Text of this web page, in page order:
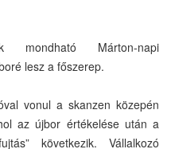
mondható Márton-napi
lesz a főszerep.
vonul a skanzen közepén
az újbor értékelése után a
következik. Vállalkozó